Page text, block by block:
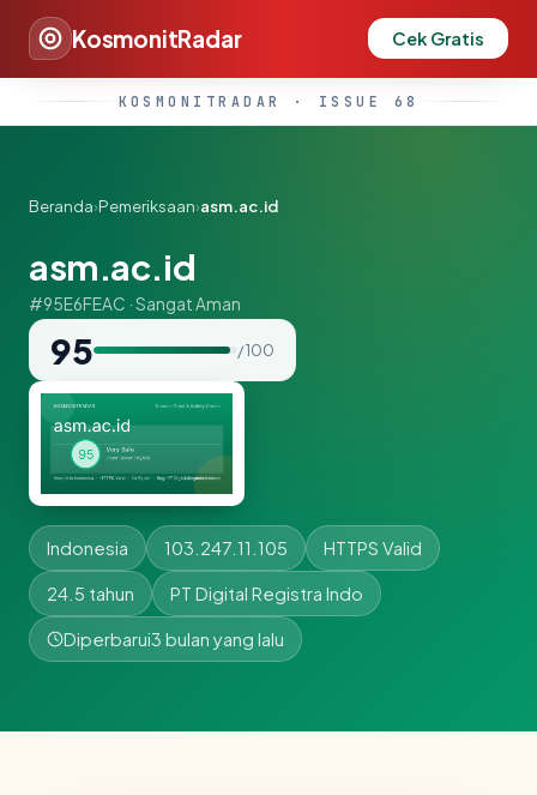
KosmonitRadar Cek Gratis
KOSMONITRADAR · ISSUE 68
Beranda›Pemeriksaan›asm.ac.id
asm.ac.id
#95E6FEAC · Sangat Aman
95 / 100
Indonesia 103.247.11.105 HTTPS Valid
24.5 tahun PT Digital Registra Indo
Diperbarui3 bulan yang lalu